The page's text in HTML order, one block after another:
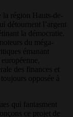
la région Hauts-de-
détournent l’argent
la démocratie.
du méga-
émanant
des finances et
opposée à
qui fantasment
ce projet de